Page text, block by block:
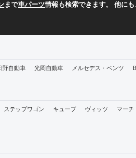
まで車パーツ情報も検索できます。 他に
野自動車 光岡自動車 メルセデス・ベンツ
ステップワゴン キューブ ヴィッツ マーチ